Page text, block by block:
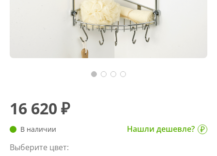
16 620 ₽
В наличии
Нашли дешевле?
Выберите цвет: